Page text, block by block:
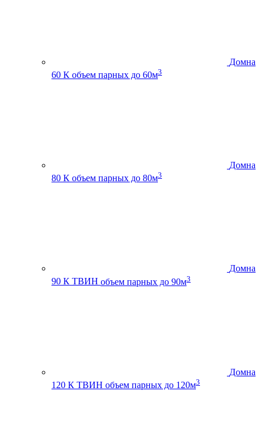
Домна
60 К объем парных до 60м3
Домна
80 К объем парных до 80м3
Домна
90 К ТВИН объем парных до 90м3
Домна
120 К ТВИН объем парных до 120м3